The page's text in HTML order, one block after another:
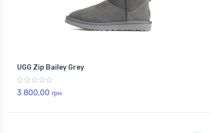
UGG Zip Bailey Grey
3 800,00 грн